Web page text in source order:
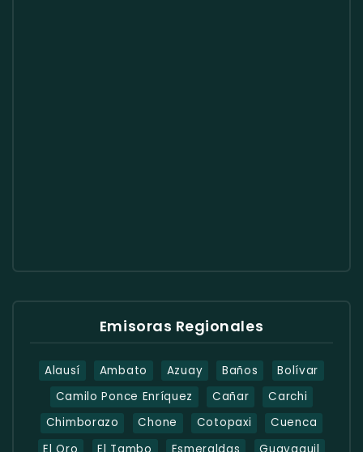
Emisoras Regionales
Alausí Ambato Azuay Baños
Bolívar
Camilo Ponce Enríquez
Cañar
Carchi
Chimborazo
Chone Cotopaxi
Cuenca
El Oro
El Tambo Esmeraldas Guayaquil